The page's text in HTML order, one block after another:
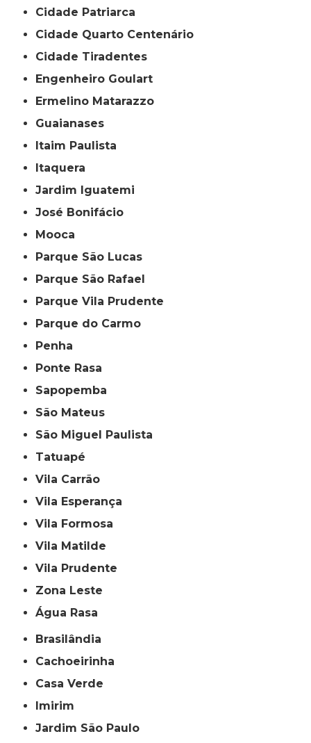
Cidade Patriarca
Cidade Quarto Centenário
Cidade Tiradentes
Engenheiro Goulart
Ermelino Matarazzo
Guaianases
Itaim Paulista
Itaquera
Jardim Iguatemi
José Bonifácio
Mooca
Parque São Lucas
Parque São Rafael
Parque Vila Prudente
Parque do Carmo
Penha
Ponte Rasa
Sapopemba
São Mateus
São Miguel Paulista
Tatuapé
Vila Carrão
Vila Esperança
Vila Formosa
Vila Matilde
Vila Prudente
Zona Leste
Água Rasa
Brasilândia
Cachoeirinha
Casa Verde
Imirim
Jardim São Paulo